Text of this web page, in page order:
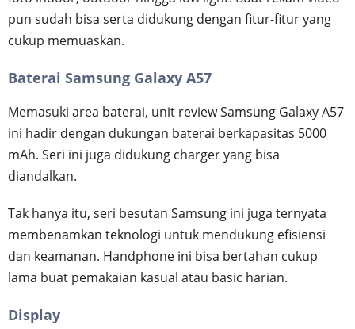
pun sudah bisa serta didukung dengan fitur-fitur yang
cukup memuaskan.
Baterai Samsung Galaxy A57
Memasuki area baterai, unit review Samsung Galaxy A57
ini hadir dengan dukungan baterai berkapasitas 5000
mAh. Seri ini juga didukung charger yang bisa
diandalkan.
Tak hanya itu, seri besutan Samsung ini juga ternyata
membenamkan teknologi untuk mendukung efisiensi
dan keamanan. Handphone ini bisa bertahan cukup
lama buat pemakaian kasual atau basic harian.
Display